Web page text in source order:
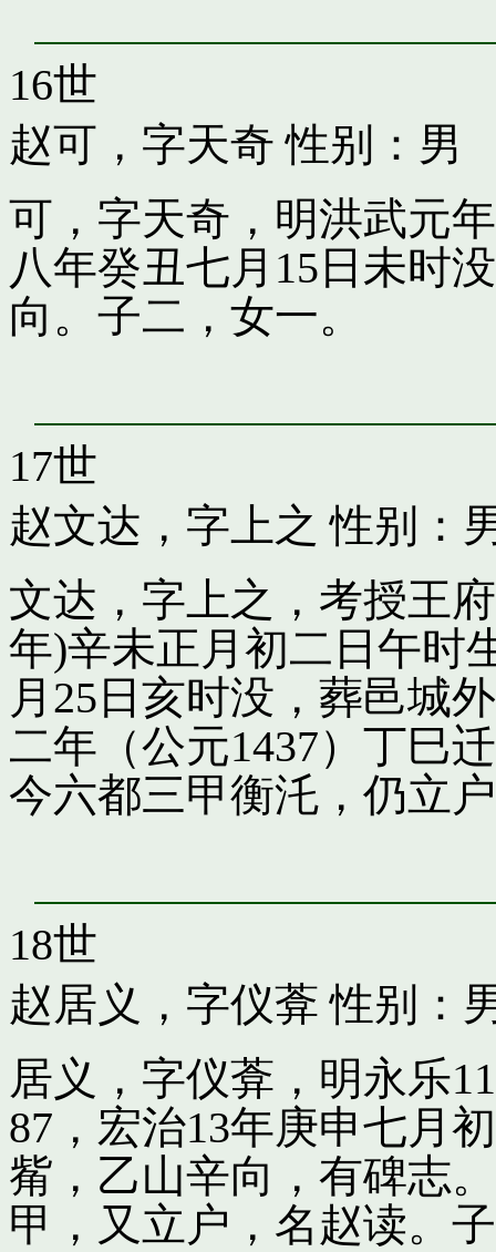
16世
赵可，字天奇 性别：男
可，字天奇，明洪武元
八年癸丑七月15日未时
向。子二，女一。
17世
赵文达，字上之 性别：
文达，字上之，考授王
年)辛未正月初二日午时
月25日亥时没，葬邑城
二年（公元1437）丁巳
今六都三甲衡汑，仍立
18世
赵居义，字仪葊 性别：
居义，字仪葊，明永乐
87，宏治13年庚申七月
觜，乙山辛向，有碑志
甲，又立户，名赵读。